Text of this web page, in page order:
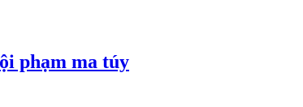
phạm ma túy